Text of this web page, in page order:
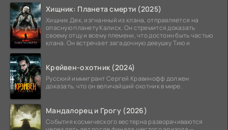
Хищник: Планета смерти (2025)
Хищник Дек, изгнанный из клана, отправляется на
опасную планету Калиск. Он стремится доказать
своему отцу и всему племени, что достоин быть частью
клана. Он встречает загадочную девушку Тию и
Крейвен-охотник (2024)
Русский иммигрант Сергей Кравинофф должен
доказать, что он величайший охотник в мире.
Мандалорец и Грогу (2026)
События космического вестерна разворачиваются